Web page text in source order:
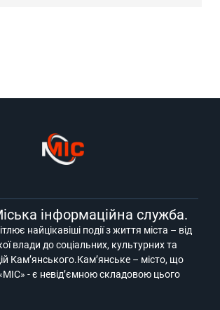
інформаційна служба.
найцікавіші події з життя міста – від
влади до соціальних, культурних та
Кам’янського.Кам’янське – місто, що
- є невід’ємною складовою цього